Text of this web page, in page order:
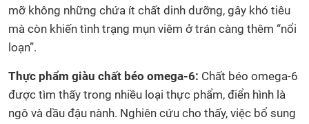
mỡ không những chứa ít chất dinh dưỡng, gây khó tiêu
mà còn khiến tình trạng mụn viêm ở trán càng thêm “nổi
loạn”.
Thực phẩm giàu chất béo omega-6: Chất béo omega-6
được tìm thấy trong nhiều loại thực phẩm, điển hình là
ngô và dầu đậu nành. Nghiên cứu cho thấy, việc bổ sung